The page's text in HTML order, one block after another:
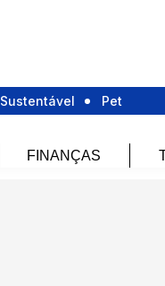
Sustentável Pet
FINANÇAS